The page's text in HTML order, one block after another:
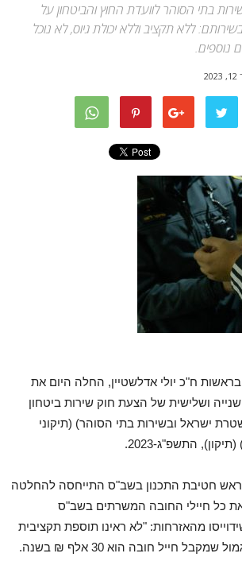
בתי הסוהר לוועדת החוץ והביטחון על
ללא תקציב וללא יכולת גיוס, לא נוכל
נוספים.
ח"כ יולי אדלשטיין, החלה היום את
ושלישית של הצעת חוק שירות ביטחון
ישראל ובשירות בתי הסוהר) (תיקוני
התשפ"ג-2023.
ראש חטיבת התכנון בשב"ס התייחסה להחלטה
כל חיילי החובה המשרתים בשב"ס
מהאזרחות: "לא ראינו תוספת תקציבית
לצד הצעת החוק. התגמול שמקבל חייל חובה הוא 30 אלף ₪ בשנה.